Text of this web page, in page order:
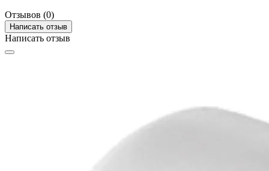
Отзывов (0)
Написать отзыв
Написать отзыв